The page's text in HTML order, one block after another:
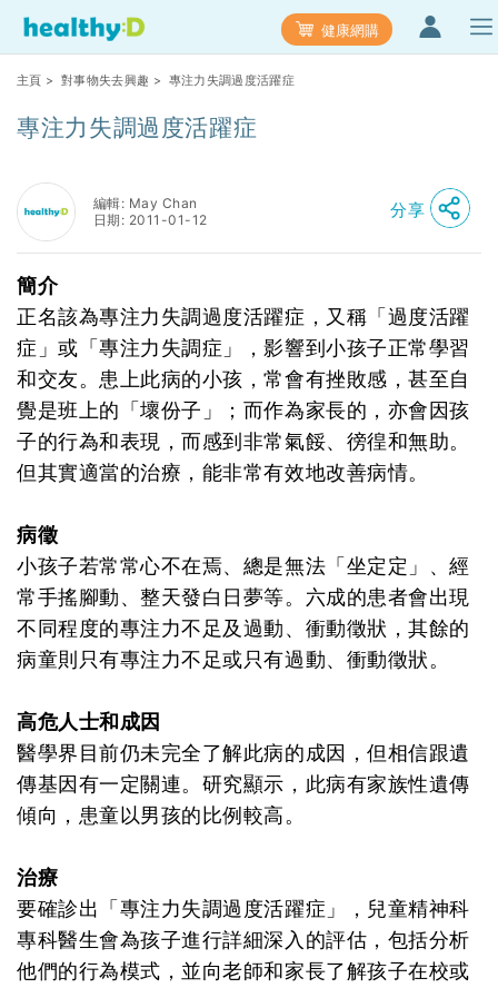
健康網購
主頁 > 對事物失去興趣 > 專注力失調過度活躍症
專注力失調過度活躍症
編輯: May Chan
日期: 2011-01-12
分享
簡介
正名該為專注力失調過度活躍症，又稱「過度活躍
症」或「專注力失調症」，影響到小孩子正常學習
和交友。患上此病的小孩，常會有挫敗感，甚至自
覺是班上的「壞份子」；而作為家長的，亦會因孩
子的行為和表現，而感到非常氣餒、徬徨和無助。
但其實適當的治療，能非常有效地改善病情。
病徵
小孩子若常常心不在焉、總是無法「坐定定」、經
常手搖腳動、整天發白日夢等。六成的患者會出現
不同程度的專注力不足及過動、衝動徵狀，其餘的
病童則只有專注力不足或只有過動、衝動徵狀。
高危人士和成因
醫學界目前仍未完全了解此病的成因，但相信跟遺
傳基因有一定關連。研究顯示，此病有家族性遺傳
傾向，患童以男孩的比例較高。
治療
要確診出「專注力失調過度活躍症」，兒童精神科
專科醫生會為孩子進行詳細深入的評估，包括分析
他們的行為模式，並向老師和家長了解孩子在校或